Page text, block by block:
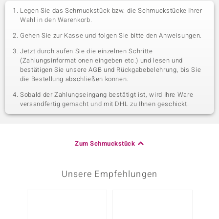
Legen Sie das Schmuckstück bzw. die Schmuckstücke Ihrer
Wahl in den Warenkorb.
Gehen Sie zur Kasse und folgen Sie bitte den Anweisungen.
Jetzt durchlaufen Sie die einzelnen Schritte
(Zahlungsinformationen eingeben etc.) und lesen und
bestätigen Sie unsere AGB und Rückgabebelehrung, bis Sie
die Bestellung abschließen können.
Sobald der Zahlungseingang bestätigt ist, wird Ihre Ware
versandfertig gemacht und mit DHL zu Ihnen geschickt.
Zum Schmuckstück
Unsere Empfehlungen